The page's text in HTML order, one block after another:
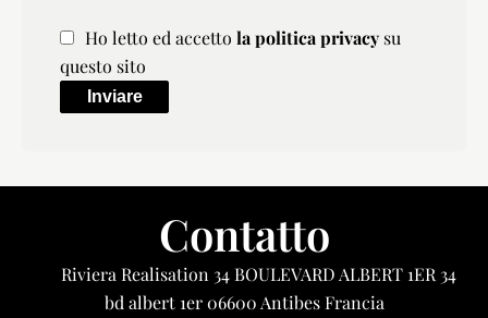
Ho letto ed accetto la politica privacy su
questo sito
Inviare
Contatto
Riviera Realisation34 BOULEVARD ALBERT 1ER 34
bd albert 1er06600Antibes Francia